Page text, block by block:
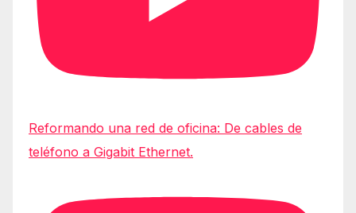
Reformando una red de oficina: De cables de
teléfono a Gigabit Ethernet.